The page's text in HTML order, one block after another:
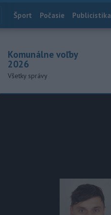
Index
Šport Počasie Publicistika
Komunálne voľby
2026
Všetky správy